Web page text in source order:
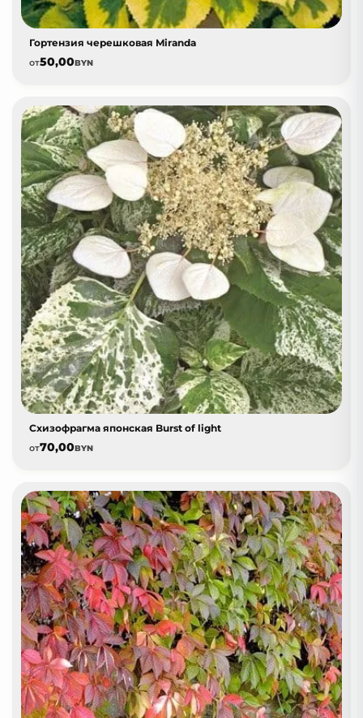
Гортензия черешковая Miranda
от50,00BYN
Схизофрагма японская Burst of light
от70,00BYN